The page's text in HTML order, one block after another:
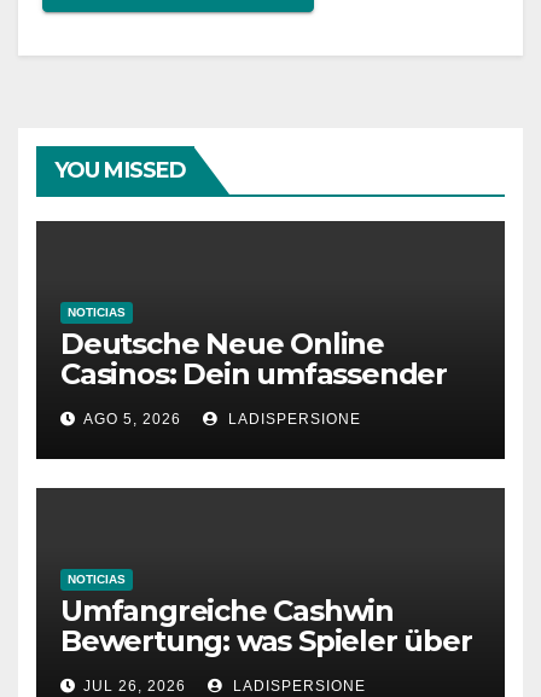
YOU MISSED
NOTICIAS
Deutsche Neue Online
Casinos: Dein umfassender
Ratgeber für moderne
Glücksspielplattformen
AGO 5, 2026 LADISPERSIONE
NOTICIAS
Umfangreiche Cashwin
Bewertung: was Spieler über
dieses Casino denken
JUL 26, 2026 LADISPERSIONE